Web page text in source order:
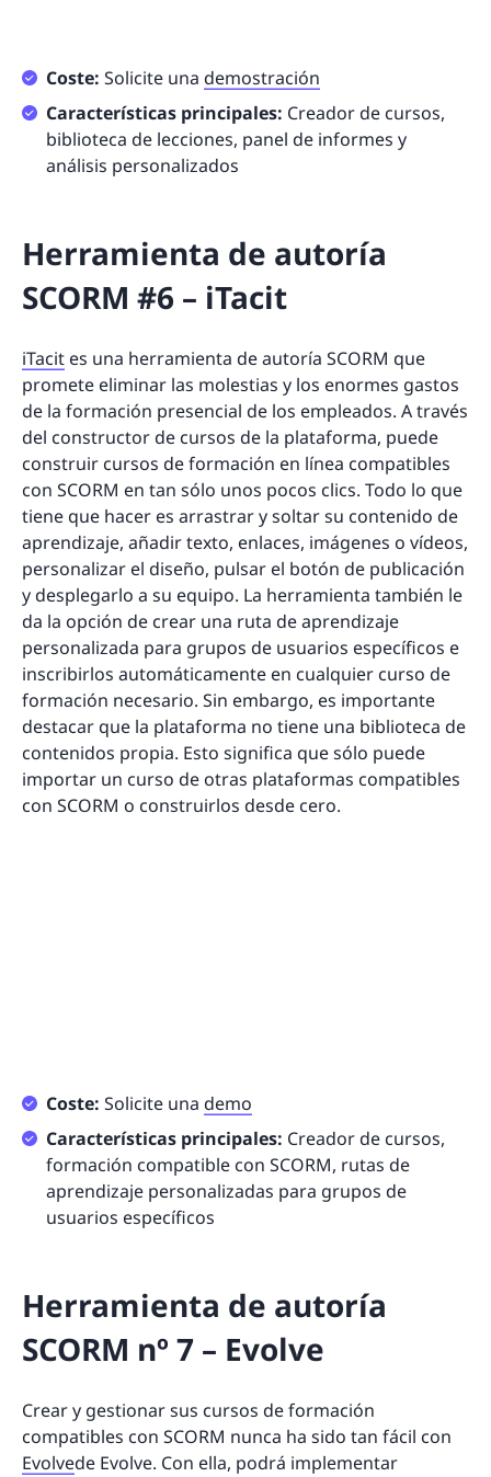
Coste: Solicite una demostración
Características principales: Creador de cursos,
biblioteca de lecciones, panel de informes y
análisis personalizados
Herramienta de autoría
SCORM #6 – iTacit
iTacit es una herramienta de autoría SCORM que
promete eliminar las molestias y los enormes gastos
de la formación presencial de los empleados. A través
del constructor de cursos de la plataforma, puede
construir cursos de formación en línea compatibles
con SCORM en tan sólo unos pocos clics. Todo lo que
tiene que hacer es arrastrar y soltar su contenido de
aprendizaje, añadir texto, enlaces, imágenes o vídeos,
personalizar el diseño, pulsar el botón de publicación
y desplegarlo a su equipo. La herramienta también le
da la opción de crear una ruta de aprendizaje
personalizada para grupos de usuarios específicos e
inscribirlos automáticamente en cualquier curso de
formación necesario. Sin embargo, es importante
destacar que la plataforma no tiene una biblioteca de
contenidos propia. Esto significa que sólo puede
importar un curso de otras plataformas compatibles
con SCORM o construirlos desde cero.
Coste: Solicite una demo
Características principales: Creador de cursos,
formación compatible con SCORM, rutas de
aprendizaje personalizadas para grupos de
usuarios específicos
Herramienta de autoría
SCORM nº 7 – Evolve
Crear y gestionar sus cursos de formación
compatibles con SCORM nunca ha sido tan fácil con
Evolvede Evolve. Con ella, podrá implementar